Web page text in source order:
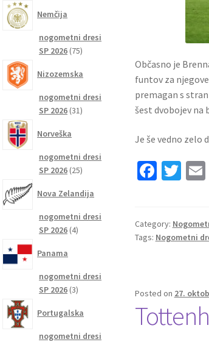
Občasno je
funtov za
premagan s
šest dvobojev na
Je še vedno zelo
Fa
o
o
T
er
Category:
Tags: Nogometni
Posted on 27.
Nemčija
nogometni dresi
SP 2026 7575
Nizozemska
nogometni dresi
SP 2026 3131
Norveška
nogometni dresi
SP 2026 2525
Nova Zelandija
nogometni dresi
SP 2026 44
Panama
nogometni dresi
SP 2026 33
Portugalska
nogometni dresi